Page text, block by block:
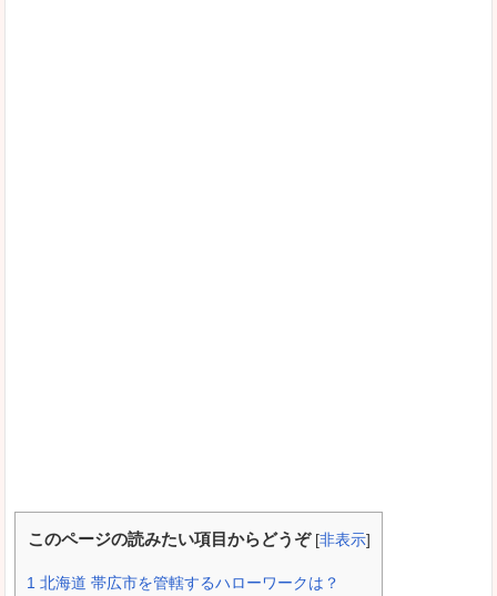
このページの読みたい項目からどうぞ [非表示]
1 北海道 帯広市を管轄するハローワークは？